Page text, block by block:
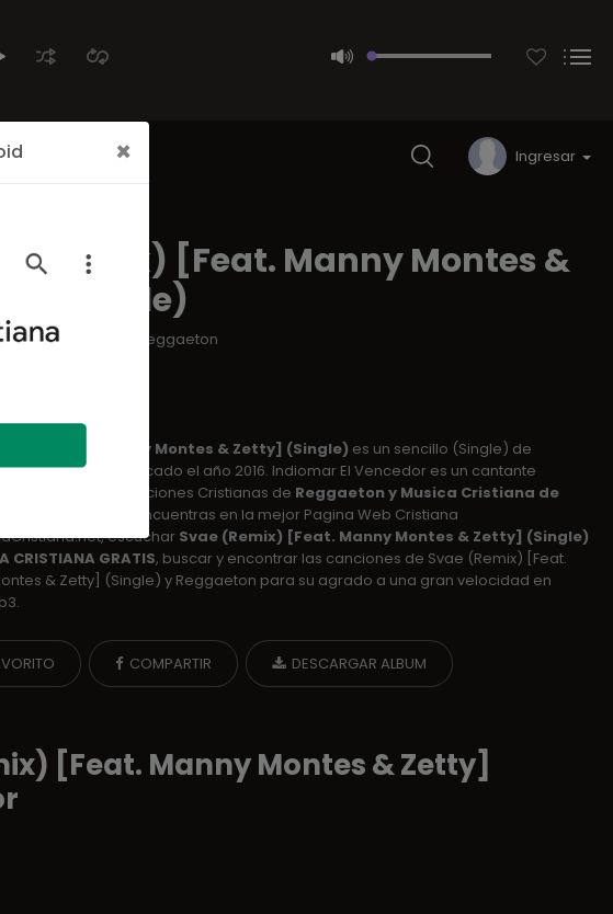
Ingresar
(Remix) [Feat. Manny Montes &
(Single)
El Vencedor
Reggaeton
[Feat. Manny Montes & Zetty] (Single) es un sencillo (Single) de
El Vencedor
publicado el año 2016. Indiomar El Vencedor es un cantante
de Reggaeton. Canciones Cristianas de Reggaeton y Musica Cristiana de
El Vencedor
las encuentras en la mejor Pagina Web Cristiana
escuchar Svae (Remix) [Feat. Manny Montes & Zetty] (Single)
CRISTIANA GRATIS, buscar y encontrar las canciones de Svae (Remix) [Feat.
& Zetty] (Single) y Reggaeton para su agrado a una gran velocidad en
COMPARTIR DESCARGAR ALBUM
[Feat. Manny Montes & Zetty]
×